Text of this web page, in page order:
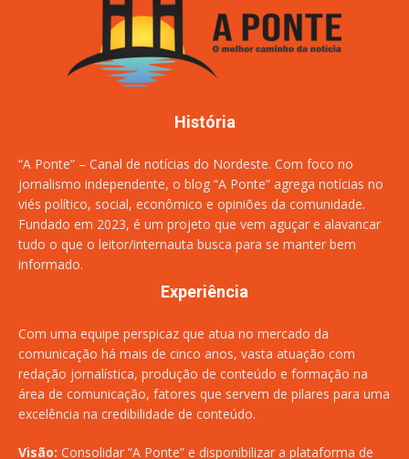
História
“A Ponte” – Canal de notícias do Nordeste. Com foco no
jornalismo independente, o blog “A Ponte” agrega notícias no
viés político, social, econômico e opiniões da comunidade.
Fundado em 2023, é um projeto que vem aguçar e alavancar
tudo o que o leitor/internauta busca para se manter bem
informado.
Experiência
Com uma equipe perspicaz que atua no mercado da
comunicação há mais de cinco anos, vasta atuação com
redação jornalística, produção de conteúdo e formação na
área de comunicação, fatores que servem de pilares para uma
excelência na credibilidade de conteúdo.
Visão: Consolidar “A Ponte” e disponibilizar a plataforma de